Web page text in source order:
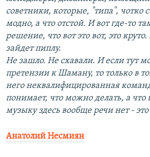
советники, которые, "типа", чотко
модно, а что отстой. И вот где-то
решение, что вот это вот, это круто.
зайдет пиплу.
Не зашло. Не схавали. И если тут
претензии к Шаману, то только в
него неквалифицированная
понимает, что можно делать, а что
музыку здесь вообще речи нет -
Анатолий Несмиян